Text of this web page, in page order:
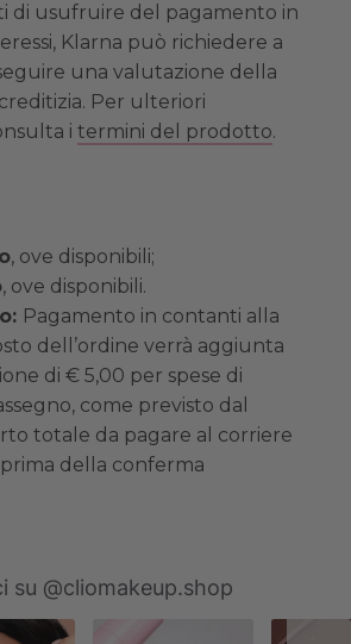
di usufruire del pagamento in
Klarna può richiedere a
una valutazione della
Per ulteriori
i termini del prodotto.
, ove disponibili;
, ove disponibili.
Pagamento in contanti alla
dell’ordine verrà aggiunta
di € 5,00 per spese di
come previsto dal
totale da pagare al corriere
della conferma
su @cliomakeup.shop